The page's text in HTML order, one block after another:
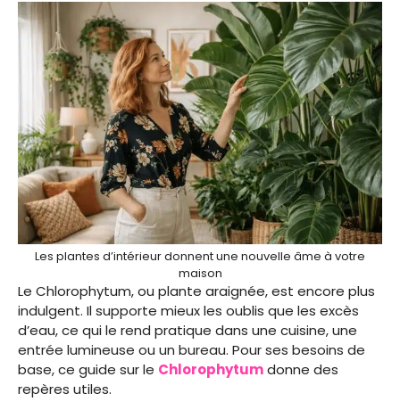
Les plantes d’intérieur donnent une nouvelle âme à votre
maison
Le Chlorophytum, ou plante araignée, est encore plus
indulgent. Il supporte mieux les oublis que les excès
d’eau, ce qui le rend pratique dans une cuisine, une
entrée lumineuse ou un bureau. Pour ses besoins de
base, ce guide sur le Chlorophytumdonne des
repères utiles.